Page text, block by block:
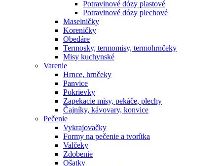
Potravinové dózy plastové
Potravinové dózy plechové
Maselničky
Koreničky
Obedáre
Termosky, termomisy, termohrnčeky
Misy kuchynské
Varenie
Hrnce, hrnčeky
Panvice
Pokrievky
Zapekacie misy, pekáče, plechy
Čajníky, kávovary, konvice
Pečenie
Vykrajovačky
Formy na pečenie a tvorítka
Valčeky
Zdobenie
Ošatky